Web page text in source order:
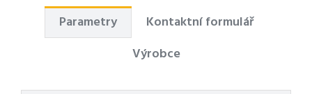
Parametry
Kontaktní formulář
Výrobce